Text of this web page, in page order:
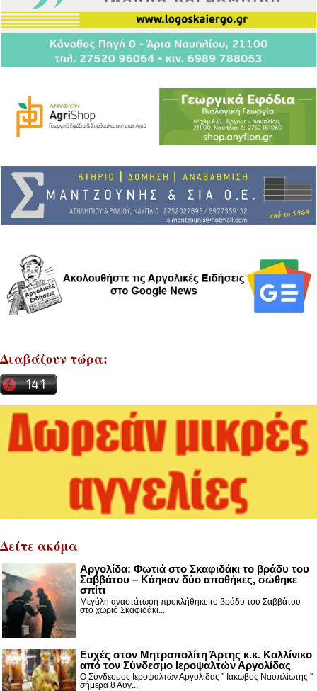
Διαβάζουν τώρα:
Δείτε ακόμα
Αργολίδα: Φωτιά στο Σκαφιδάκι το βράδυ του
Σαββάτου – Κάηκαν δύο αποθήκες, σώθηκε
σπίτι
Μεγάλη αναστάτωση προκλήθηκε το βράδυ του Σαββάτου
στο χωριό Σκαφιδάκι...
Ευχές στον Μητροπολίτη Άρτης κ.κ. Καλλίνικο
από τον Σύνδεσμο Ιεροψαλτών Αργολίδας
Ο Σύνδεσμος Ιεροψαλτών Αργολίδας '' Ιάκωβος Ναυπλίωτης ''
σήμερα 8 Αυγ...